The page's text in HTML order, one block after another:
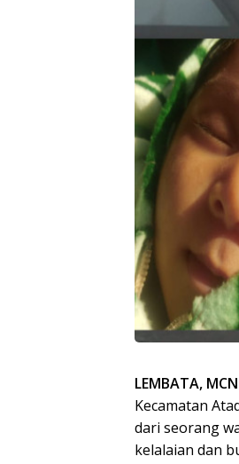
LEMBATA, MCN
Kecamatan
dari seorang
kelalaian dan